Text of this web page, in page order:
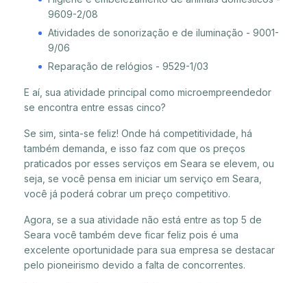
9609-2/08
Atividades de sonorização e de iluminação - 9001-
9/06
Reparação de relógios - 9529-1/03
E aí, sua atividade principal como microempreendedor
se encontra entre essas cinco?
Se sim, sinta-se feliz! Onde há competitividade, há
também demanda, e isso faz com que os preços
praticados por esses serviços em Seara se elevem, ou
seja, se você pensa em iniciar um serviço em Seara,
você já poderá cobrar um preço competitivo.
Agora, se a sua atividade não está entre as top 5 de
Seara você também deve ficar feliz pois é uma
excelente oportunidade para sua empresa se destacar
pelo pioneirismo devido a falta de concorrentes.